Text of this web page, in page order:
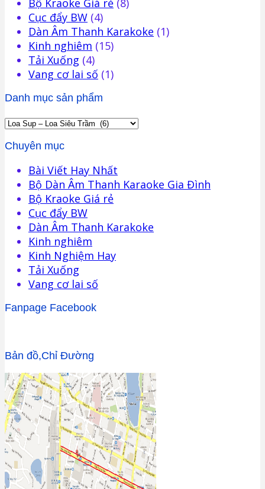
Bộ Kraoke Giá rẻ (8)
Cục đẩy BW (4)
Dàn Âm Thanh Karakoke (1)
Kinh nghiêm (15)
Tải Xuống (4)
Vang cơ lai số (1)
Danh mục sản phẩm
Chuyên mục
Bài Viết Hay Nhất
Bộ Dàn Âm Thanh Karaoke Gia Đình
Bộ Kraoke Giá rẻ
Cục đẩy BW
Dàn Âm Thanh Karakoke
Kinh nghiêm
Kinh Nghiệm Hay
Tải Xuống
Vang cơ lai số
Fanpage Facebook
Bản đồ,Chỉ Đường